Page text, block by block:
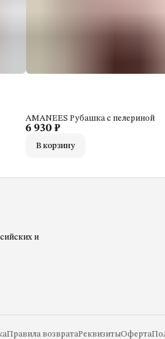
6 930 ₽
AMANEES Рубашка с пелериной
В корзину
и
Правила возвратаРеквизитыОферта